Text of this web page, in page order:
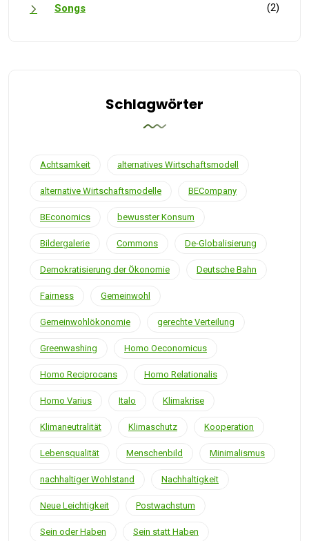
Songs (2)
Schlagwörter
Achtsamkeit alternatives Wirtschaftsmodell
alternative Wirtschaftsmodelle BECompany
BEconomics bewusster Konsum
Bildergalerie Commons De-Globalisierung
Demokratisierung der Ökonomie Deutsche Bahn
Fairness Gemeinwohl
Gemeinwohlökonomie gerechte Verteilung
Greenwashing Homo Oeconomicus
Homo Reciprocans Homo Relationalis
Homo Varius Italo Klimakrise
Klimaneutralität Klimaschutz Kooperation
Lebensqualität Menschenbild Minimalismus
nachhaltiger Wohlstand Nachhaltigkeit
Neue Leichtigkeit Postwachstum
Sein oder Haben Sein statt Haben